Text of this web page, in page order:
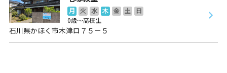
月 火 水 木 金 土
日
0歳～高校生
石川県かほく市木津ロ７５－５